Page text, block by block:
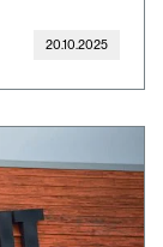
20.10.2025